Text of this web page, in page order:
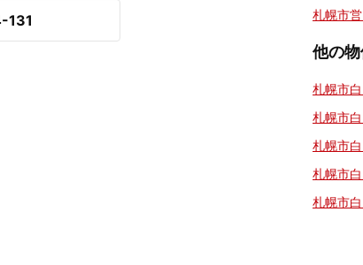
131 札幌市
他の
札幌市
札幌市
札幌市
札幌市
札幌市